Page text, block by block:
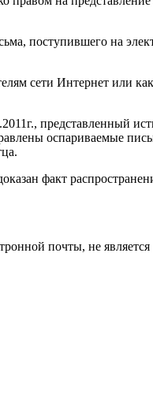
поступившего на
сети Интернет или
представленный
оспариваемые
факт
почты, не